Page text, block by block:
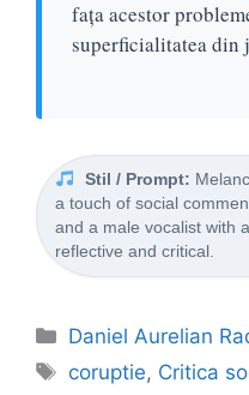
fața acestor
superficialitatea din
Stil / Prompt:
a touch of social
and a male vocalist with
reflective and critical.
Categorii
Daniel Aurelian
Etichete
coruptie, Critica